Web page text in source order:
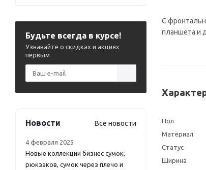
С
планшета и
Пол
Материал
Статус
Ширина
Будьте всегда в курсе!
Узнавайте о скидках и акциях
первым
Новости Все новости
4 февраля 2025
Новые коллекции бизнес сумок,
рюкзаков, сумок через плечо и